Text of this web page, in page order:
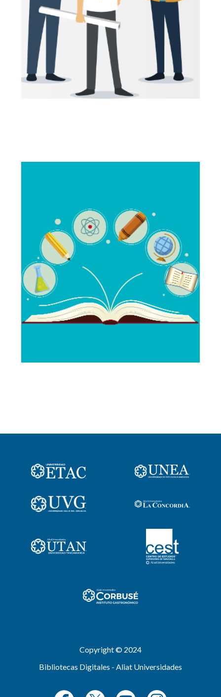
Copyright © 2024
Bibliotecas Digitales - Aliat Universidades